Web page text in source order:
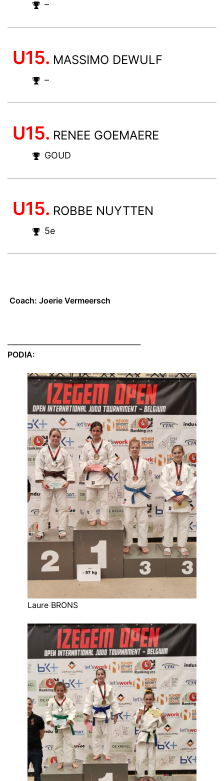
–
U15. MASSIMO DEWULF
–
U15. RENEE GOEMAERE
GOUD
U15. ROBBE NUYTTEN
5e
Coach: Joerie Vermeersch
PODIA:
Laure BRONS